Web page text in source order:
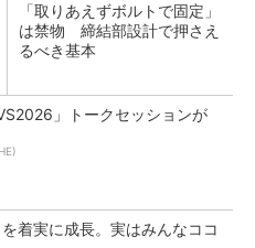
「取りあえずボルトで固定」
は禁物 締結部設計で押さえ
るべき基本
」トークセッションが
着実に成長。実はみんなココ